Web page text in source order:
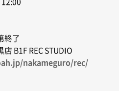
終了
B1F REC STUDIO
nakameguro/rec/